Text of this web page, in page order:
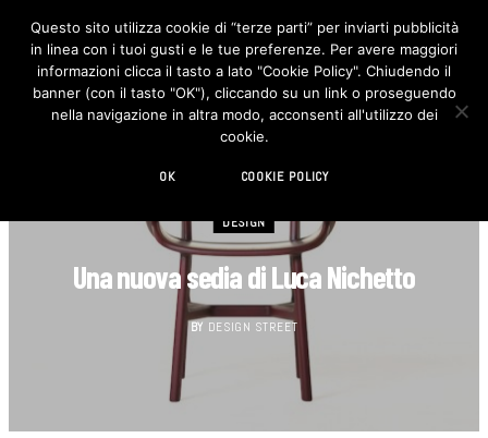
F
c
e
b
o
I
n
s
t
DESIGN
Una nuova sedia di Luca Nichetto
BY DESIGN STREET
Questo sito utilizza cookie di “terze parti” per inviarti pubblicità
in linea con i tuoi gusti e le tue preferenze. Per avere maggiori
informazioni clicca il tasto a lato "Cookie Policy". Chiudendo il
banner (con il tasto "OK"), cliccando su un link o proseguendo
nella navigazione in altra modo, acconsenti all'utilizzo dei
cookie.
OK COOKIE POLICY